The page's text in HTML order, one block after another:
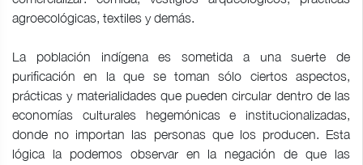
agroecológicas, textiles y demás.
La población indígena es sometida a una suerte de
purificación en la que se toman sólo ciertos aspectos,
prácticas y materialidades que pueden circular dentro de las
economías culturales hegemónicas e institucionalizadas,
donde no importan las personas que los producen. Esta
lógica la podemos observar en la negación de que las